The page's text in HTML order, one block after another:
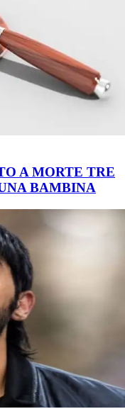
A MORTE TRE
BAMBINA